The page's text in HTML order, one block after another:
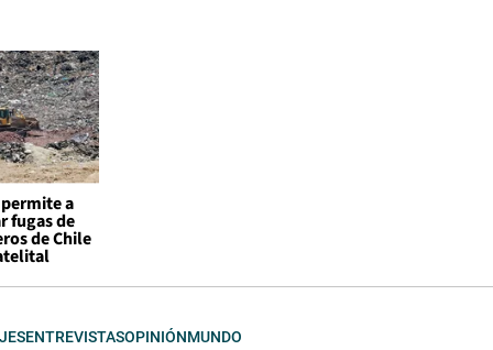
a
fugas de
de Chile
ENTREVISTASOPINIÓNMUNDO